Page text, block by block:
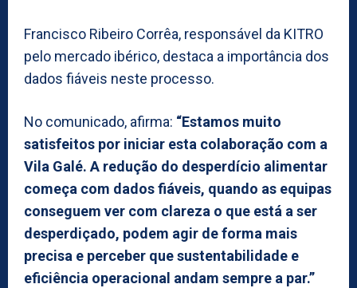
Francisco Ribeiro Corrêa, responsável da KITRO
pelo mercado ibérico, destaca a importância dos
dados fiáveis neste processo.
No comunicado, afirma: “Estamos muito
satisfeitos por iniciar esta colaboração com a
Vila Galé. A redução do desperdício alimentar
começa com dados fiáveis, quando as equipas
conseguem ver com clareza o que está a ser
desperdiçado, podem agir de forma mais
precisa e perceber que sustentabilidade e
eficiência operacional andam sempre a par.”